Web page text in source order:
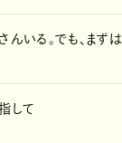
んいる。でも、ま
して